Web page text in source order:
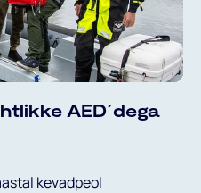
AED´dega
kevadpeol